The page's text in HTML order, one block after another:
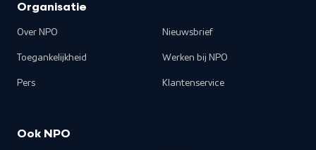
Organisatie
Over NPO
Toegankelijkheid
Pers
Nieuwsbrief
Werken bij NPO
Klantenservice
Ook NPO